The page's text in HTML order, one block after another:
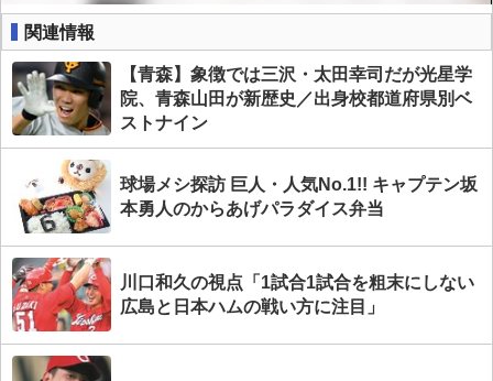
関連情報
【青森】象徴では三沢・太田幸司だが光星学
院、青森山田が新歴史／出身校都道府県別ベ
ストナイン
球場メシ探訪 巨人・人気No.1!! キャプテン坂
本勇人のからあげパラダイス弁当
川口和久の視点「1試合1試合を粗末にしない
広島と日本ハムの戦い方に注目」